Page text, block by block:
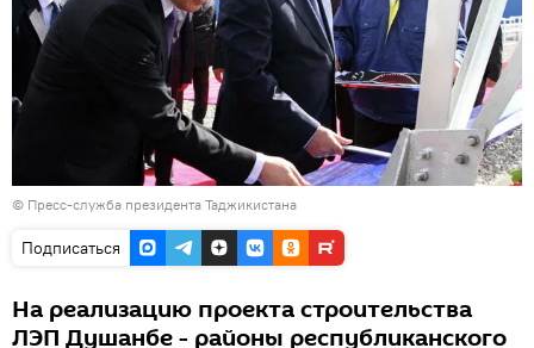
© Пресс-служба президента Таджикистана
Подписаться
На реализацию проекта строительства
ЛЭП Душанбе - районы республиканского